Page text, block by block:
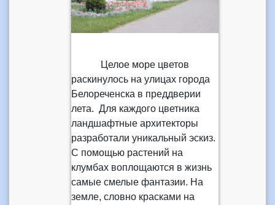
Целое море цветов
раскинулось на улицах города
Белореченска в преддверии
лета. Для каждого цветника
ландшафтные архитекторы
разработали уникальный эскиз.
С помощью растений на
клумбах воплощаются в жизнь
самые смелые фантазии. На
земле, словно красками на